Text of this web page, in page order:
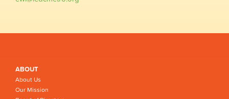
ABOUT
About Us
Our Mission